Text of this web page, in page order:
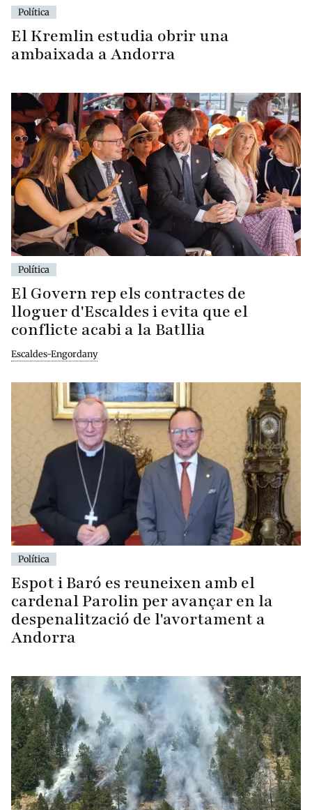
Política
El Kremlin estudia obrir una
ambaixada a Andorra
Política
El Govern rep els contractes de
lloguer d'Escaldes i evita que el
conflicte acabi a la Batllia
Escaldes-Engordany
Política
Espot i Baró es reuneixen amb el
cardenal Parolin per avançar en la
despenalització de l'avortament a
Andorra